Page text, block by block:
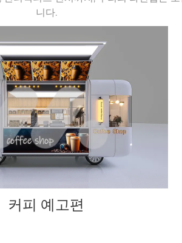
니다.
커피 예고편